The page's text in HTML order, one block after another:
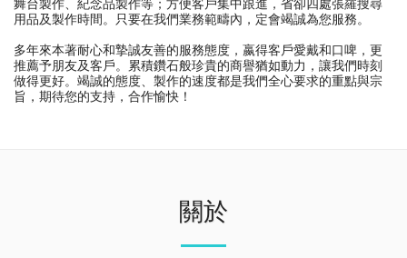
舞台製作、紀念品製作等；方便客戶集中跟進，省卻四處張羅搜尋
用品及製作時間。只要在我們業務範疇內，定會竭誠為您服務。
多年來本著耐心和摯誠友善的服務態度，嬴得客戶愛戴和口啤，更
推薦予朋友及客戶。累積鑽石般珍貴的商譽猶如動力，讓我們時刻
做得更好。竭誠的態度、製作的速度都是我們全心要求的重點與宗
旨，期待您的支持，合作愉快！
關於